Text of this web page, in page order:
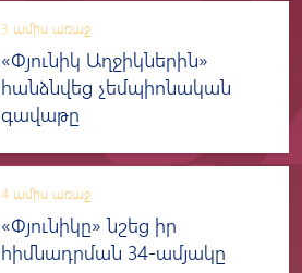
3 ամիս առաջ
«Փյունիկ Աղջիկներին»
հանձնվեց չեմպիոնական
գավաթը
4 ամիս առաջ
«Փյունիկը» նշեց իր
հիմնադրման 34-ամյակը